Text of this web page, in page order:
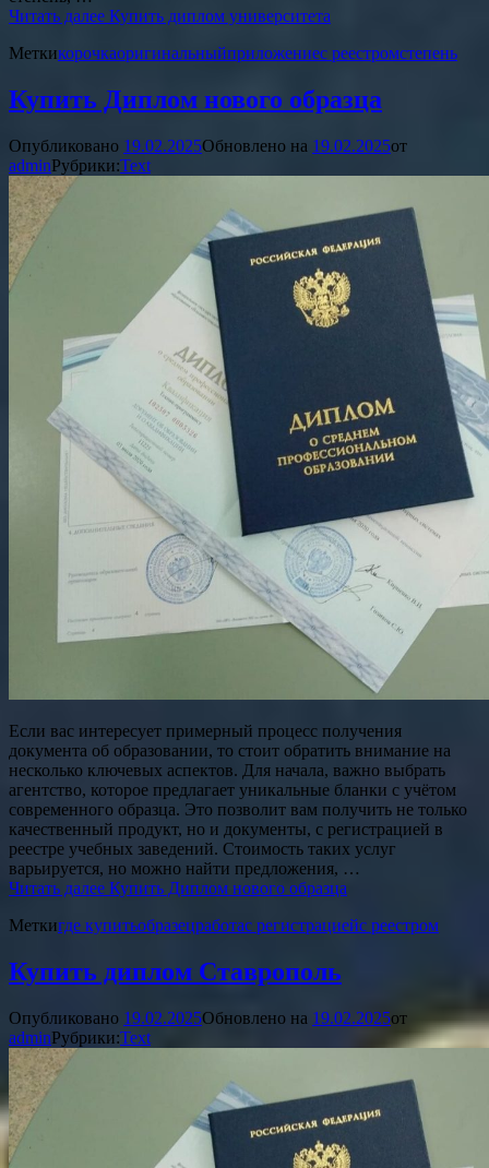
Читать далее Купить диплом университета
Меткикорочкаоригинальныйприложениес реестромстепень
Купить Диплом нового образца
Опубликовано 19.02.2025Обновлено на 19.02.2025от
adminРубрики:Text
Если вас интересует примерный процесс получения
документа об образовании, то стоит обратить внимание на
несколько ключевых аспектов. Для начала, важно выбрать
агентство, которое предлагает уникальные бланки с учётом
современного образца. Это позволит вам получить не только
качественный продукт, но и документы, с регистрацией в
реестре учебных заведений. Стоимость таких услуг
варьируется, но можно найти предложения, …
Читать далее Купить Диплом нового образца
Меткигде купитьобразецработас регистрациейс реестром
Купить диплом Ставрополь
Опубликовано 19.02.2025Обновлено на 19.02.2025от
adminРубрики:Text